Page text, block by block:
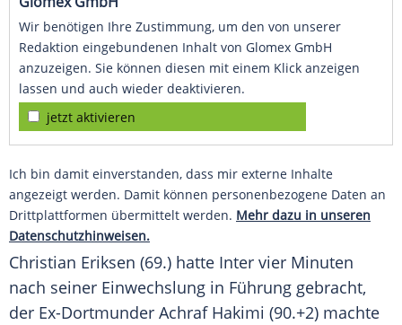
Wir benötigen Ihre Zustimmung, um den von unserer
Redaktion eingebundenen Inhalt von Glomex GmbH
anzuzeigen. Sie können diesen mit einem Klick anzeigen
lassen und auch wieder deaktivieren.
jetzt aktivieren
Ich bin damit einverstanden, dass mir externe Inhalte
angezeigt werden. Damit können personenbezogene Daten an
Drittplattformen übermittelt werden. Mehr dazu in unseren
Datenschutzhinweisen.
Christian Eriksen (69.) hatte Inter vier Minuten
nach seiner Einwechslung in Führung gebracht,
der Ex-Dortmunder Achraf Hakimi (90.+2) machte